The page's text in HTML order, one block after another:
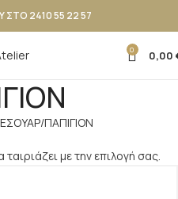
2410 55 22 57
0 0,00
ΠΑΠΙΓΙΟΝ
με την επιλογή σας.